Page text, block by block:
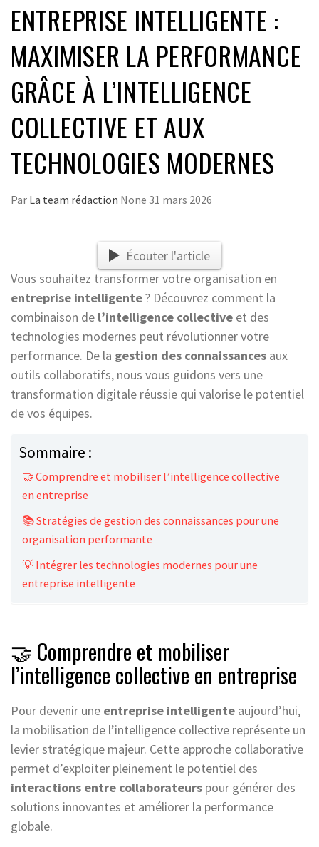
ENTREPRISE INTELLIGENTE :
MAXIMISER LA PERFORMANCE
GRÂCE À L’INTELLIGENCE
COLLECTIVE ET AUX
TECHNOLOGIES MODERNES
Par La team rédaction None 31 mars 2026
Écouter l'article
Vous souhaitez transformer votre organisation en
entreprise intelligente? Découvrez comment la
combinaison de l’intelligence collective et des
technologies modernes peut révolutionner votre
performance. De la gestion des connaissances aux
outils collaboratifs, nous vous guidons vers une
transformation digitale réussie qui valorise le potentiel
de vos équipes.
Sommaire :
🤝 Comprendre et mobiliser l’intelligence collective
en entreprise
📚 Stratégies de gestion des connaissances pour une
organisation performante
💡 Intégrer les technologies modernes pour une
entreprise intelligente
🤝 Comprendre et mobiliser
l’intelligence collective en entreprise
Pour devenir une entreprise intelligente aujourd’hui,
la mobilisation de l’intelligence collective représente un
levier stratégique majeur. Cette approche collaborative
permet d’exploiter pleinement le potentiel des
interactions entre collaborateurs pour générer des
solutions innovantes et améliorer la performance
globale.